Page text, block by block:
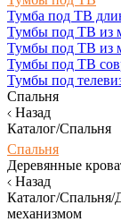
Тумба под ТВ
Тумбы под ТВ из
Тумбы под ТВ из
Тумбы под ТВ
Тумбы под
Спальня
Назад
Каталог/Спальня
Спальня
Деревянные
Назад
Каталог/
механизмом